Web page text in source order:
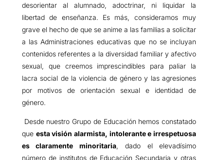
desorientar al alumnado, adoctrinar, ni liquidar la
libertad de enseñanza. Es más, consideramos muy
grave el hecho de que se anime a las familias a solicitar
a las Administraciones educativas que no se incluyan
contenidos referentes a la diversidad familiar y afectivo
sexual, que creemos imprescindibles para paliar la
lacra social de la violencia de género y las agresiones
por motivos de orientación sexual e identidad de
género.
Desde nuestro Grupo de Educación hemos constatado
que esta visión alarmista, intolerante e irrespetuosa
es claramente minoritaria, dado el elevadísimo
número de institutos de Educación Secundaria y otras